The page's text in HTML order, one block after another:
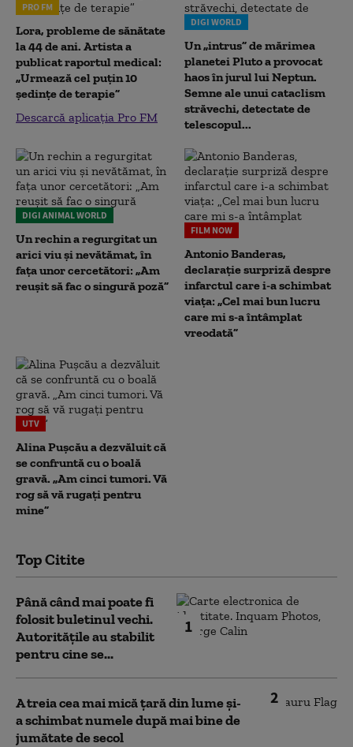
PRO FM
Lora, probleme de sănătate
la 44 de ani. Artista a
publicat raportul medical:
„Urmează cel puțin 10
ședințe de terapie”
Descarcă aplicația Pro FM
DIGI WORLD
Un „intrus” de mărimea
planetei Pluto a provocat
haos în jurul lui Neptun.
Semne ale unui cataclism
străvechi, detectate de
telescopul...
DIGI ANIMAL WORLD
Un rechin a regurgitat un
arici viu și nevătămat, în
fața unor cercetători: „Am
reușit să fac o singură poză”
FILM NOW
Antonio Banderas,
declarație surpriză despre
infarctul care i-a schimbat
viața: „Cel mai bun lucru
care mi s-a întâmplat
vreodată”
UTV
Alina Pușcău a dezvăluit că
se confruntă cu o boală
gravă. „Am cinci tumori. Vă
rog să vă rugați pentru
mine”
Top Citite
1
Până când mai poate fi
folosit buletinul vechi.
Autoritățile au stabilit
pentru cine se...
2
A treia cea mai mică țară din lume și-
a schimbat numele după mai bine de
jumătate de secol